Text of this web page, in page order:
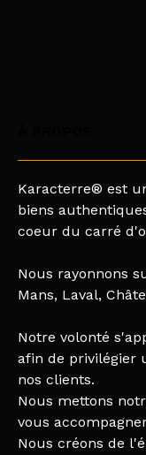
Karacterre® est
biens
coeur du carré
Nous rayonnons
Mans, Laval,
Notre volonté
afin de privilégier
nos clients.
Nous mettons
vous
Nous créons de